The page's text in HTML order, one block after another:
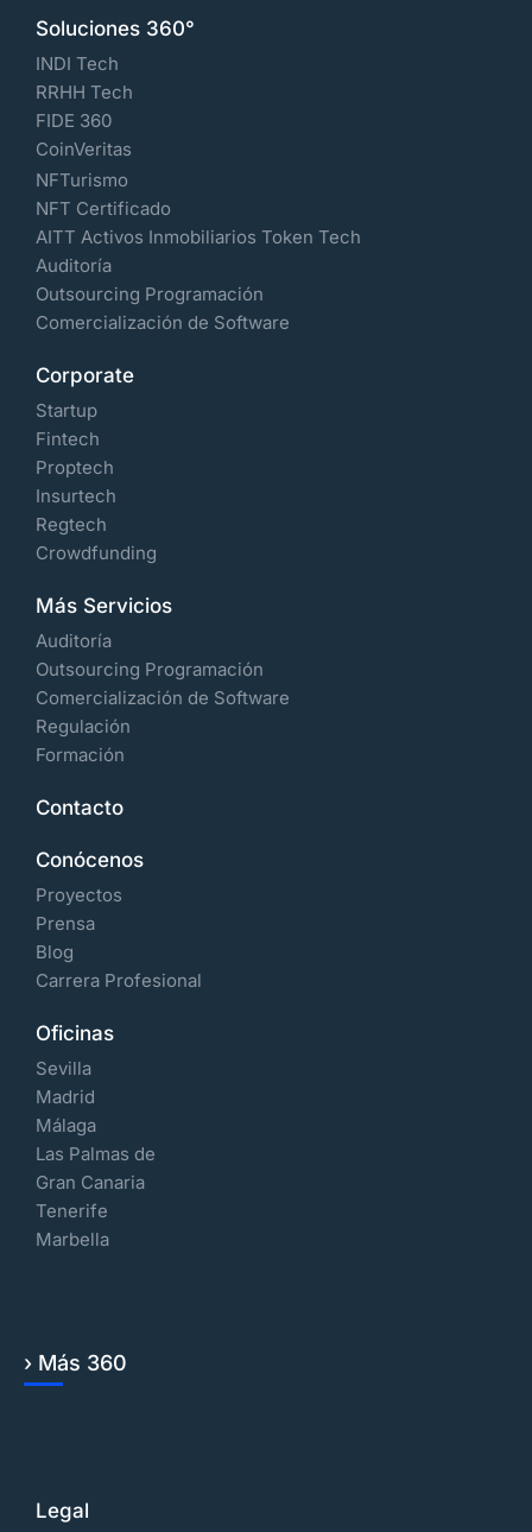
Soluciones 360°
INDI Tech
RRHH Tech
FIDE 360
CoinVeritas
NFTurismo
NFT Certificado
AITT Activos Inmobiliarios Token Tech
Auditoría
Outsourcing Programación
Comercialización de Software
Corporate
Startup
Fintech
Proptech
Insurtech
Regtech
Crowdfunding
Más Servicios
Auditoría
Outsourcing Programación
Comercialización de Software
Regulación
Formación
Contacto
Conócenos
Proyectos
Prensa
Blog
Carrera Profesional
Oficinas
Sevilla
Madrid
Málaga
Las Palmas de
Gran Canaria
Tenerife
Marbella
› Más 360
Legal